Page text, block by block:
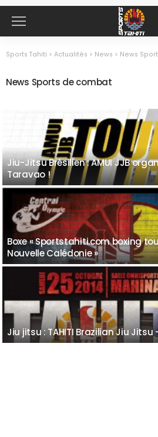
Sports Tahiti > Actualités > News > News
News Sports de combat
Jiu-Jitsu Brésilien : AMUI JJB
Taravao !
Boxe « Sportstahiti.com boxing
Nouvelle Calédonie »
Jiu jitsu : TAHITI Brazilian Jiu Jitsu